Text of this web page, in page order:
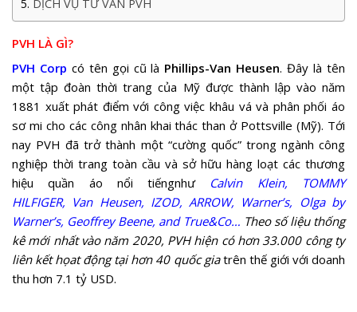
DỊCH VỤ TƯ VẤN PVH
PVH LÀ GÌ?
PVH Corp có tên gọi cũ là Phillips-Van Heusen. Đây là tên
một tập đoàn thời trang của Mỹ được thành lập vào năm
1881 xuất phát điểm với công việc khâu vá và phân phối áo
sơ mi cho các công nhân khai thác than ở Pottsville (Mỹ). Tới
nay PVH đã trở thành một “cường quốc” trong ngành công
nghiệp thời trang toàn cầu và sở hữu hàng loạt các thương
hiệu quần áo nổi tiếngnhư Calvin Klein, TOMMY
HILFIGER, Van Heusen, IZOD, ARROW, Warner’s, Olga by
Warner’s, Geoffrey Beene, and True&Co… Theo số liệu thống
kê mới nhất vào năm 2020, PVH hiện có hơn 33.000 công ty
liên kết họat động tại hơn 40 quốc giatrên thế giới với doanh
thu hơn 7.1 tỷ USD.